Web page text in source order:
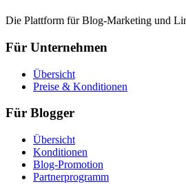
Die Plattform für Blog-Marketing und
Für Unternehmen
Übersicht
Preise & Konditionen
Für Blogger
Übersicht
Konditionen
Blog-Promotion
Partnerprogramm